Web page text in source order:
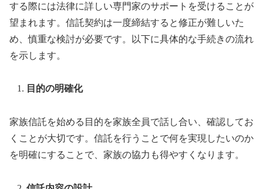
する際には法律に詳しい専門家のサポートを受けることが
望まれます。信託契約は一度締結すると修正が難しいた
め、慎重な検討が必要です。以下に具体的な手続きの流れ
を示します。
目的の明確化
家族信託を始める目的を家族全員で話し合い、確認してお
くことが大切です。信託を行うことで何を実現したいのか
を明確にすることで、家族の協力も得やすくなります。